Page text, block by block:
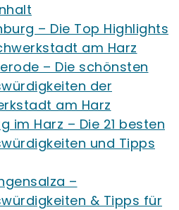
– Die Top Highlights
am Harz
– Die schönsten
der
am Harz
im Harz – Die 21 besten
und Tipps
–
& Tipps für